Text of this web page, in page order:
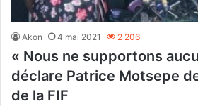
Akon 4 mai 2021 2 206
« Nous ne supportons
déclare Patrice Motsepe
de la FIF